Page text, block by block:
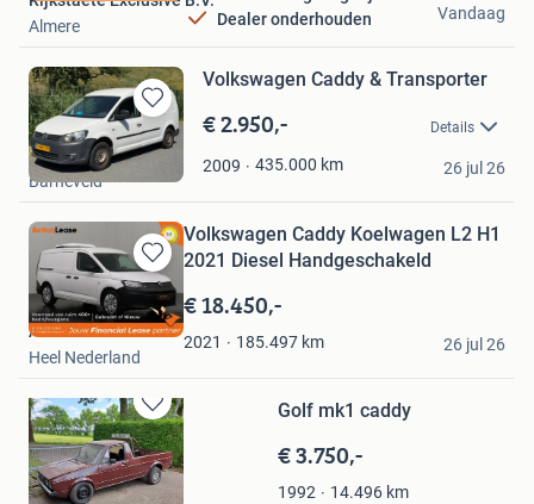
Dealer onderhouden
Almere
Vandaag
Bewaren
in
Mijn
Favorieten
Volkswagen Caddy & Transporter
€ 2.950,- Details
2009 435.000 km
Dinc
Barneveld
26 jul 26
Bewaren
in
Mijn
Favorieten
Volkswagen Caddy Koelwagen L2 H1
2021 Diesel Handgeschakeld
€ 18.450,-
2021 185.497 km
Action Lease
Heel Nederland
26 jul 26
Bewaren
in
Mijn
Favorieten
Golf mk1 caddy
€ 3.750,-
1992 14.496 km